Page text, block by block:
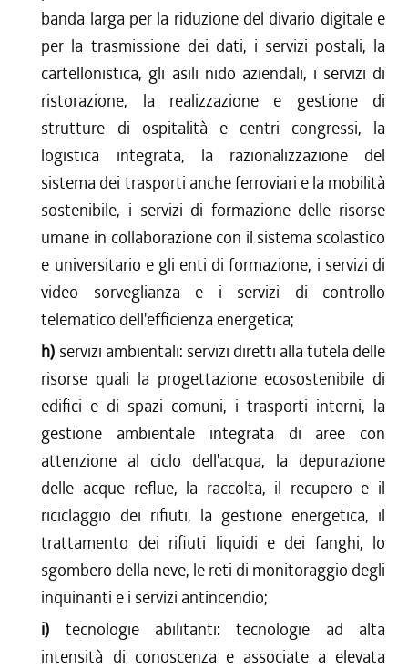
banda larga per la riduzione del divario digitale e
per la trasmissione dei dati, i servizi postali, la
cartellonistica, gli asili nido aziendali, i servizi di
ristorazione, la realizzazione e gestione di
strutture di ospitalità e centri congressi, la
logistica integrata, la razionalizzazione del
sistema dei trasporti anche ferroviari e la mobilità
sostenibile, i servizi di formazione delle risorse
umane in collaborazione con il sistema scolastico
e universitario e gli enti di formazione, i servizi di
video sorveglianza e i servizi di controllo
telematico dell'efficienza energetica;
h) servizi ambientali: servizi diretti alla tutela delle
risorse quali la progettazione ecosostenibile di
edifici e di spazi comuni, i trasporti interni, la
gestione ambientale integrata di aree con
attenzione al ciclo dell'acqua, la depurazione
delle acque reflue, la raccolta, il recupero e il
riciclaggio dei rifiuti, la gestione energetica, il
trattamento dei rifiuti liquidi e dei fanghi, lo
sgombero della neve, le reti di monitoraggio degli
inquinanti e i servizi antincendio;
i) tecnologie abilitanti: tecnologie ad alta
intensità di conoscenza e associate a elevata